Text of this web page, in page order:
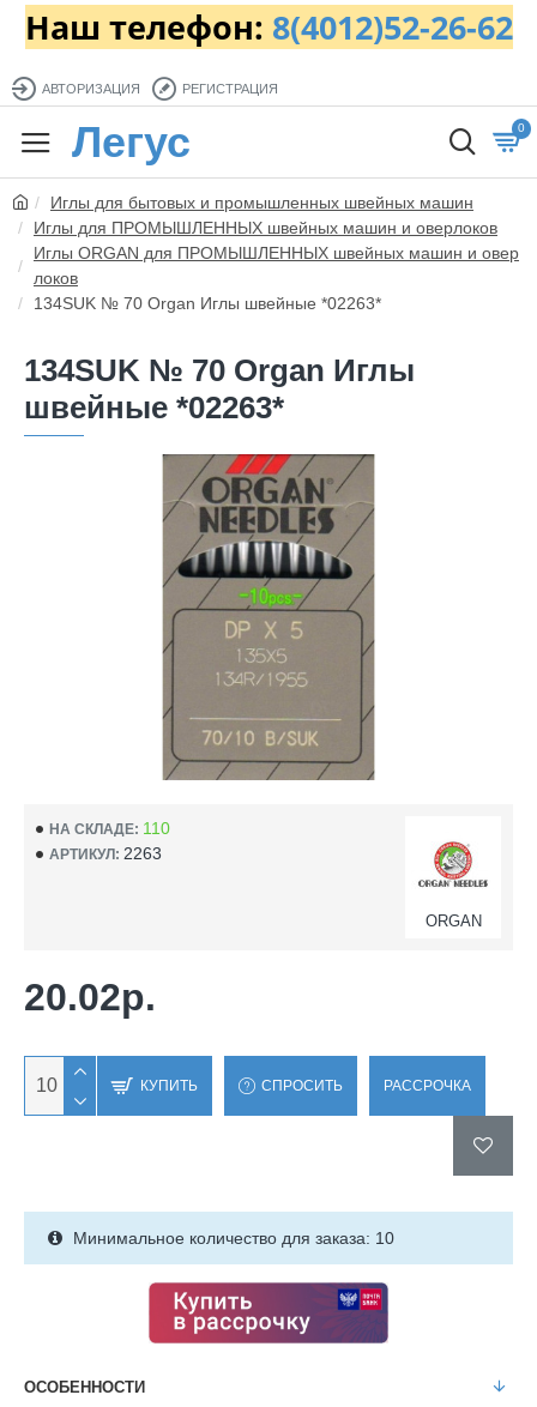
Наш телефон: 8(4012)52-26-62
АВТОРИЗАЦИЯ РЕГИСТРАЦИЯ
Легус 0
Иглы для бытовых и промышленных швейных машин
Иглы для ПРОМЫШЛЕННЫХ швейных машин и оверлоков
Иглы ORGAN для ПРОМЫШЛЕННЫХ швейных машин и овер
локов
134SUK № 70 Organ Иглы швейные *02263*
134SUK № 70 Organ Иглы
швейные *02263*
НА СКЛАДЕ: 110
АРТИКУЛ: 2263
ORGAN
20.02р.
КУПИТЬ СПРОСИТЬ РАССРОЧКА
Минимальное количество для заказа: 10
ОСОБЕННОСТИ